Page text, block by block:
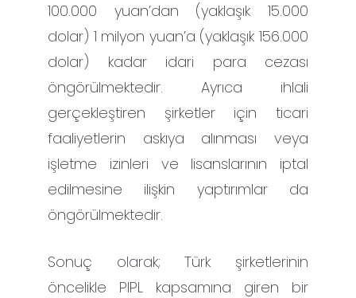
100.000 yuan’dan (yaklaşık 15.000
dolar) 1 milyon yuan’a (yaklaşık 156.000
dolar) kadar idari para cezası
öngörülmektedir. Ayrıca ihlali
gerçekleştiren şirketler için ticari
faaliyetlerin askıya alınması veya
işletme izinleri ve lisanslarının iptal
edilmesine ilişkin yaptırımlar da
öngörülmektedir.
Sonuç olarak; Türk şirketlerinin
öncelikle PIPL kapsamına giren bir